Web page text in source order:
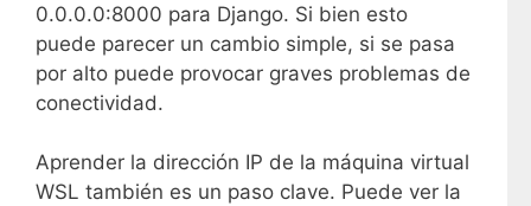
0.0.0.0:8000 para Django. Si bien esto
puede parecer un cambio simple, si se pasa
por alto puede provocar graves problemas de
conectividad.
Aprender la dirección IP de la máquina virtual
WSL también es un paso clave. Puede ver la